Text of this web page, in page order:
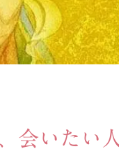
会いたい人